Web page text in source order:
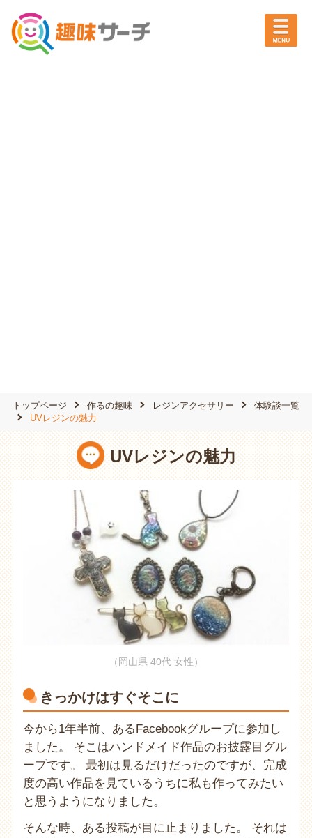
トップページ 作るの趣味 レジンアクセサリー
体験談一覧
UVレジンの魅力
UVレジンの魅力
（岡山県 40代 女性）
きっかけはすぐそこに
今から1年半前、あるFacebookグループに参加し
ました。 そこはハンドメイド作品のお披露目グル
ープです。 最初は見るだけだったのですが、完成
度の高い作品を見ているうちに私も作ってみたい
と思うようになりました。
そんな時、ある投稿が目に止まりました。 それは